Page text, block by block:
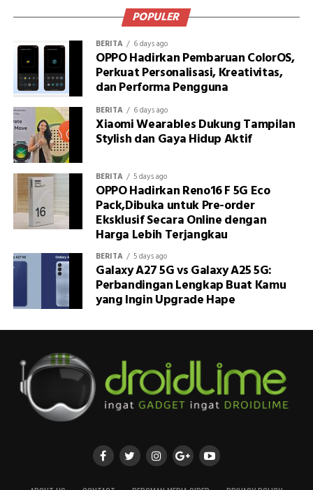
POPULER
BERITA 6 days ago
OPPO Hadirkan Pembaruan ColorOS,
Perkuat Personalisasi, Kreativitas,
dan Performa Pengguna
BERITA 6 days ago
Xiaomi Wearables Dukung Tampilan
Stylish dan Gaya Hidup Aktif
BERITA 5 days ago
OPPO Hadirkan Reno16 F 5G Eco
Pack,Dibuka untuk Pre-order
Eksklusif Secara Online dengan
Harga Lebih Terjangkau
BERITA 5 days ago
Galaxy A27 5G vs Galaxy A25 5G:
Perbandingan Lengkap Buat Kamu
yang Ingin Upgrade Hape